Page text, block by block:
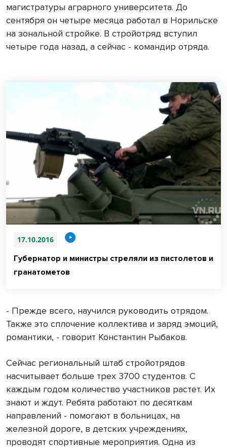
магистратуры аграрного университета. До
сентября он четыре месяца работал в Норильске
на зональной стройке. В стройотряд вступил
четыре года назад, а сейчас - командир отряда.
17.10.2016
Губернатор и министры стреляли из пистолетов и
гранатометов
- Прежде всего, научился руководить отрядом.
Также это сплочение коллектива и заряд эмоций,
романтики, - говорит Константин Рыбаков.
Сейчас региональный штаб стройотрядов
насчитывает больше трех 3700 студентов. С
каждым годом количество участников растет. Их
знают и ждут. Ребята работают по десяткам
направлений - помогают в больницах, на
железной дороге, в детских учреждениях,
проводят спортивные мероприятия. Одна из